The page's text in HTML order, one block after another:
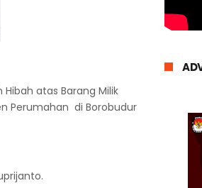
Hibah atas Barang Milik
Perumahan di Borobudur